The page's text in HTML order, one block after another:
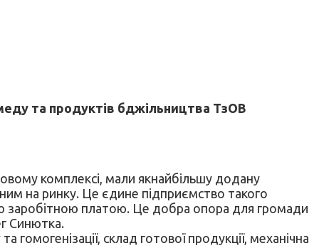
та продуктів бджільництва ТзОВ
комплексі, мали якнайбільшу додану
на ринку. Це єдине підприємство такого
заробітною платою. Це добра опора для громади
Синютка.
склад готової продукції, механічна